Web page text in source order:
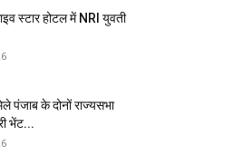
स्टार होटल में NRI युवती
पंजाब के दोनों राज्यसभा
भेंट...